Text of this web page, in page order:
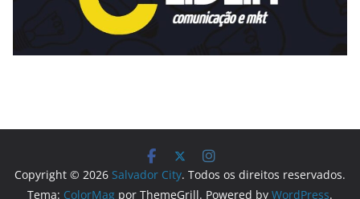
Copyright © 2026 Salvador City. Todos os direitos reservados.
Tema: ColorMag por ThemeGrill. Powered by WordPress.